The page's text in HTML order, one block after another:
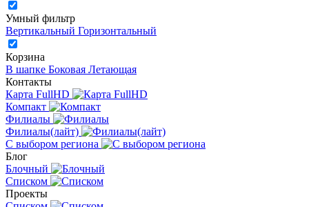
Умный фильтр
Вертикальный Горизонтальный
Корзина
В шапке Боковая Летающая
Контакты
Карта FullHD
Компакт
Филиалы
Филиалы(лайт)
С выбором региона
Блог
Блочный
Списком
Проекты